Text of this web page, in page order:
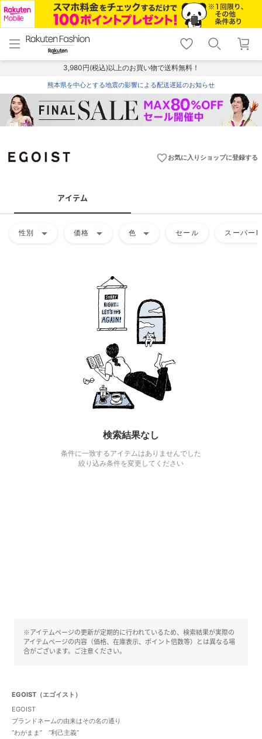
menu home
トップ
shopping_cart lock_outline
ログイン
3,980円(税込)以上のお買い物で送料無料！
熊本県を中心とする地震の影響による配送遅延のお知らせ
favorite_borderお気に入りショップに登録する
アイテム
性別 arrow_drop_down 価格 arrow_drop_down 色 arrow_drop_down セール スーパー
検索結果なし
条件に一致するアイテムはありませんでした
絞り込み条件を変更してください
※アイテムページの更新が定期的に行われているため、検索結果が実際の
アイテムページの内容（価格、在庫表示、ポイント倍数等）とは異なる場
合がございます。ご注意ください。
EGOIST（エゴイスト）
EGOIST
ブランドネームの由来はその名の通り
“わがまま” “利己主義”